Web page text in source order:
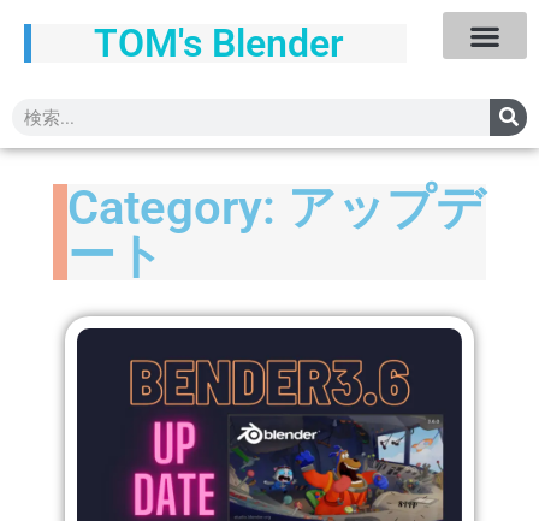
TOM's Blender
Category: アップデ
ート